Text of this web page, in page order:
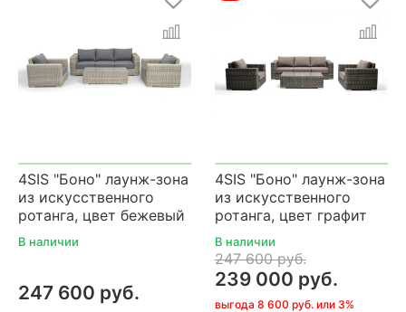
4SIS "Боно" лаунж-зона
из искусственного
ротанга, цвет бежевый
В наличии
247 600 руб.
4SIS "Боно" лаунж-зона
из искусственного
ротанга, цвет графит
В наличии
247 600 руб.
239 000 руб.
выгода 8 600 руб. или 3%